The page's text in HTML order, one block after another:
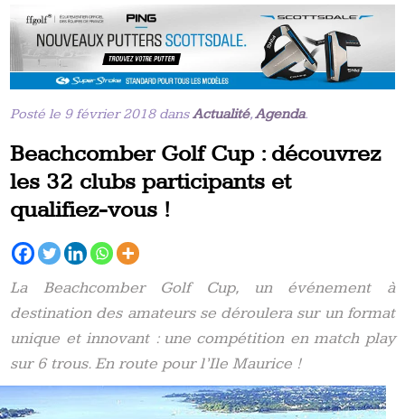
Posté le 9 février 2018 dansActualité,Agenda.
Beachcomber Golf Cup : découvrez
les 32 clubs participants et
qualifiez-vous !
La Beachcomber Golf Cup, un événement à
destination des amateurs se déroulera sur un format
unique et innovant : une compétition en match play
sur 6 trous. En route pour l’Ile Maurice !